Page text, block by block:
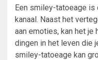
Een smiley-tatoeage is
kanaal. Naast het
aan emoties, kan het je
dingen in het leven die
smiley-tatoeage kan